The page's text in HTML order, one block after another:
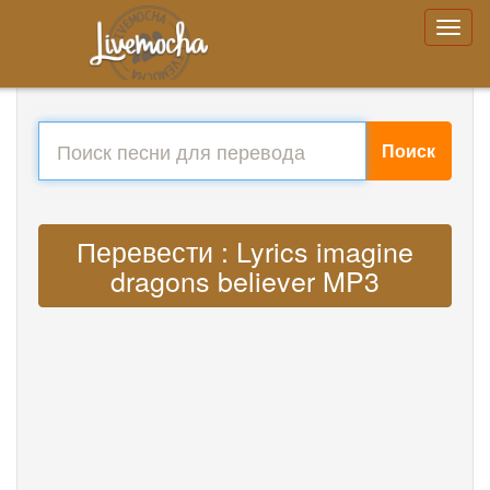
Поиск
Перевести : Lyrics imagine
dragons believer MP3